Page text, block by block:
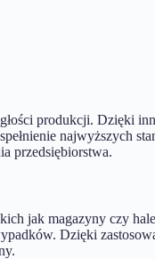
produkcji. Dzięki
najwyższych
przedsiębiorstwa.
jak magazyny czy
Dzięki